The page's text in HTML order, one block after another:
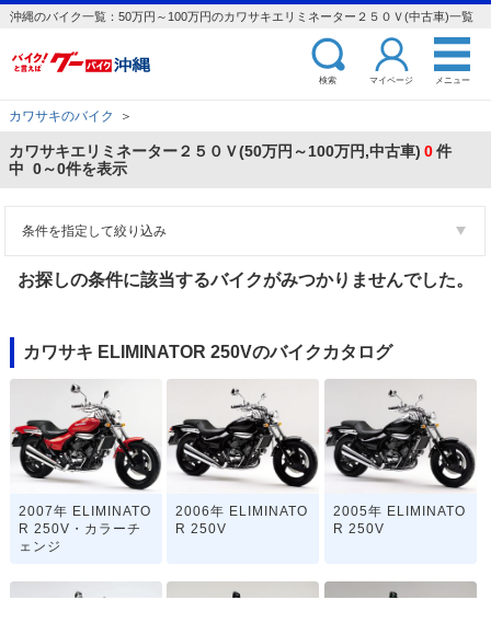
沖縄のバイク一覧：50万円～100万円のカワサキエリミネーター２５０Ｖ(中古車)一覧
検索 マイページ メニュー
カワサキのバイク ＞
カワサキエリミネーター２５０Ｖ(50万円～100万円,中古車) 0件
中 0～0件を表示
条件を指定して絞り込み
お探しの条件に該当するバイクがみつかりませんでした。
カワサキ ELIMINATOR 250Vのバイクカタログ
2007年 ELIMINATO
R 250V・カラーチ
ェンジ
2006年 ELIMINATO
R 250V
2005年 ELIMINATO
R 250V